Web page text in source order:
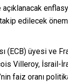
takip edilecek
(ECB) üyesi ve
Villeroy, İsrail-
faiz oranı